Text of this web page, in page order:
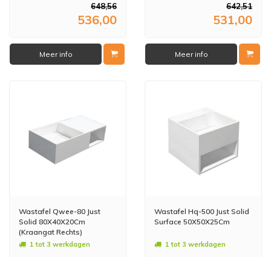
648,56
536,00
Meer info
642,51
531,00
Meer info
Wastafel Qwee-80 Just
Solid 80X40X20Cm
(Kraangat Rechts)
1 tot 3 werkdagen
Wastafel Hq-500 Just Solid
Surface 50X50X25Cm
1 tot 3 werkdagen